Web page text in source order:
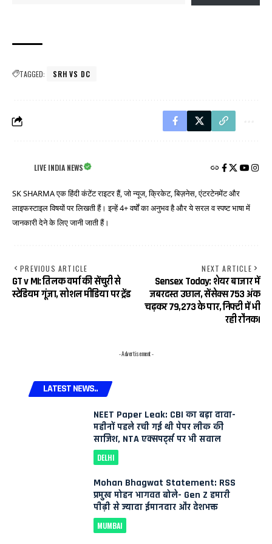
TAGGED: SRH VS DC
LIVE INDIA NEWS
SK SHARMA एक हिंदी कंटेंट राइटर हैं, जो न्यूज, क्रिकेट, बिज़नेस, एंटरटेनमेंट और
लाइफस्टाइल विषयों पर लिखती हैं। इन्हें 4+ वर्षों का अनुभव है और ये सरल व स्पष्ट भाषा में
जानकारी देने के लिए जानी जाती हैं।
PREVIOUS ARTICLE
GT v MI: तिलक वर्मा की सेंचुरी से
स्टेडियम गूंजा, सोशल मीडिया पर ट्रेंड
NEXT ARTICLE
Sensex Today: शेयर बाजार में
जबरदस्त उछाल, सेंसेक्स 753 अंक
चढ़कर 79,273 के पार, निफ्टी में भी
रही रौनक।
- Advertisement -
LATEST NEWS..
NEET Paper Leak: CBI का बड़ा दावा-
महीनों पहले रची गई थी पेपर लीक की
साजिश, NTA एक्सपर्ट्स पर भी सवाल
DELHI
Mohan Bhagwat Statement: RSS
प्रमुख मोहन भागवत बोले- Gen Z हमारी
पीढ़ी से ज्यादा ईमानदार और देशभक्त
MUMBAI